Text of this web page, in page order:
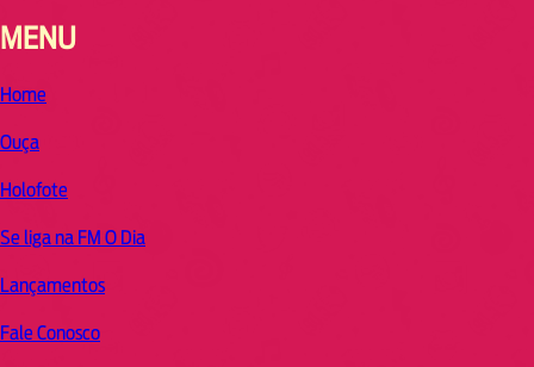
MENU
Home
Ouça
Holofote
Se liga na FM O Dia
Lançamentos
Fale Conosco